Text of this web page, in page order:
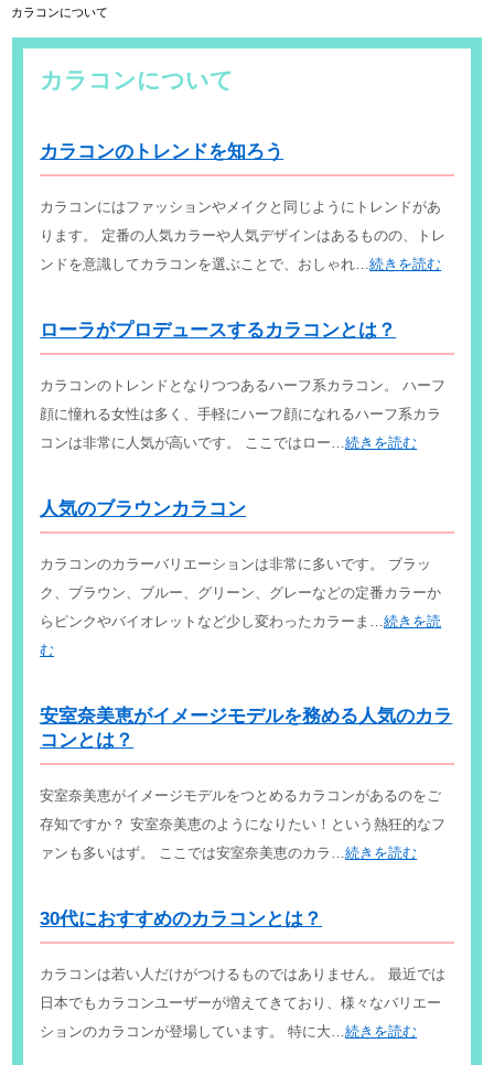
カラコンについて
カラコンについて
カラコンのトレンドを知ろう
カラコンにはファッションやメイクと同じようにトレンドがあ
ります。 定番の人気カラーや人気デザインはあるものの、トレ
ンドを意識してカラコンを選ぶことで、おしゃれ…続きを読む
ローラがプロデュースするカラコンとは？
カラコンのトレンドとなりつつあるハーフ系カラコン。 ハーフ
顔に憧れる女性は多く、手軽にハーフ顔になれるハーフ系カラ
コンは非常に人気が高いです。 ここではロー…続きを読む
人気のブラウンカラコン
カラコンのカラーバリエーションは非常に多いです。 ブラッ
ク、ブラウン、ブルー、グリーン、グレーなどの定番カラーか
らピンクやバイオレットなど少し変わったカラーま…続きを読
む
安室奈美恵がイメージモデルを務める人気のカラ
コンとは？
安室奈美恵がイメージモデルをつとめるカラコンがあるのをご
存知ですか？ 安室奈美恵のようになりたい！という熱狂的なフ
ァンも多いはず。 ここでは安室奈美恵のカラ…続きを読む
30代におすすめのカラコンとは？
カラコンは若い人だけがつけるものではありません。 最近では
日本でもカラコンユーザーが増えてきており、様々なバリエー
ションのカラコンが登場しています。 特に大…続きを読む